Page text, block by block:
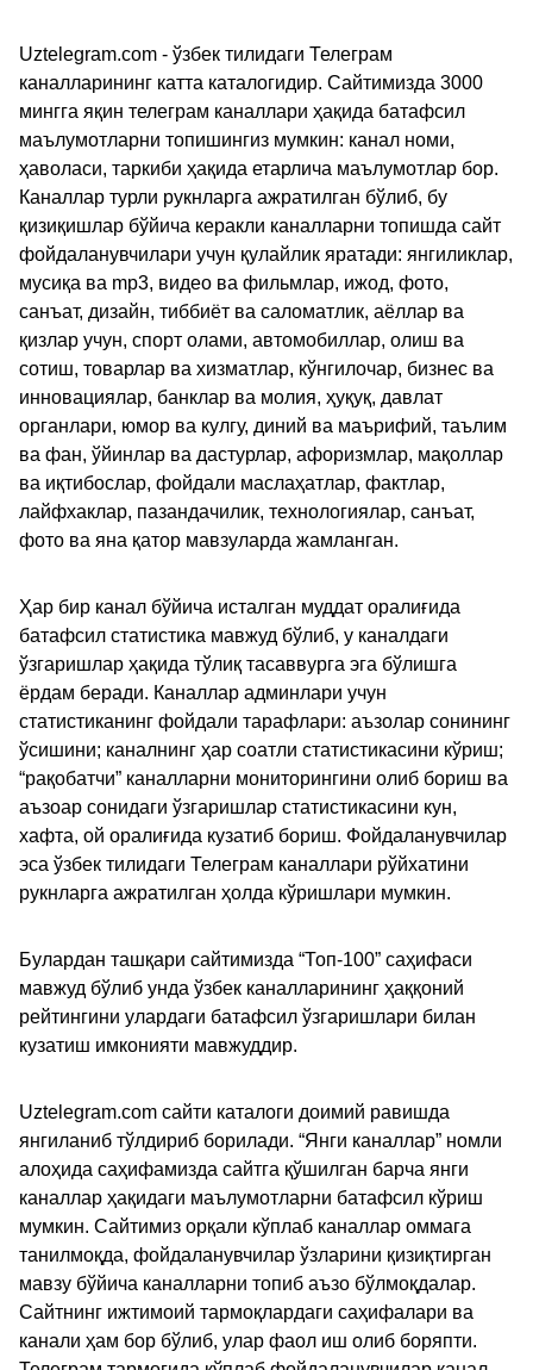
Uztelegram.com - ўзбек тилидаги Телеграм
каналларининг катта каталогидир. Сайтимизда 3000
мингга яқин телеграм каналлари ҳақида батафсил
маълумотларни топишингиз мумкин: канал номи,
ҳаволаси, таркиби ҳақида етарлича маълумотлар бор.
Каналлар турли рукнларга ажратилган бўлиб, бу
қизиқишлар бўйича керакли каналларни топишда сайт
фойдаланувчилари учун қулайлик яратади: янгиликлар,
мусиқа ва mp3, видео ва фильмлар, ижод, фото,
санъат, дизайн, тиббиёт ва саломатлик, аёллар ва
қизлар учун, спорт олами, автомобиллар, олиш ва
сотиш, товарлар ва хизматлар, кўнгилочар, бизнес ва
инновациялар, банклар ва молия, ҳуқуқ, давлат
органлари, юмор ва кулгу, диний ва маърифий, таълим
ва фан, ўйинлар ва дастурлар, афоризмлар, мақоллар
ва иқтибослар, фойдали маслаҳатлар, фактлар,
лайфхаклар, пазандачилик, технологиялар, санъат,
фото ва яна қатор мавзуларда жамланган.
Ҳар бир канал бўйича исталган муддат оралиғида
батафсил статистика мавжуд бўлиб, у каналдаги
ўзгаришлар ҳақида тўлиқ тасаввурга эга бўлишга
ёрдам беради. Каналлар админлари учун
статистиканинг фойдали тарафлари: аъзолар сонининг
ўсишини; каналнинг ҳар соатли статистикасини кўриш;
“рақобатчи” каналларни мониторингини олиб бориш ва
аъзоар сонидаги ўзгаришлар статистикасини кун,
хафта, ой оралиғида кузатиб бориш. Фойдаланувчилар
эса ўзбек тилидаги Телеграм каналлари рўйхатини
рукнларга ажратилган ҳолда кўришлари мумкин.
Булардан ташқари сайтимизда “Топ-100” саҳифаси
мавжуд бўлиб унда ўзбек каналларининг ҳаққоний
рейтингини улардаги батафсил ўзгаришлари билан
кузатиш имконияти мавжуддир.
Uztelegram.com сайти каталоги доимий равишда
янгиланиб тўлдириб борилади. “Янги каналлар” номли
алоҳида саҳифамизда сайтга қўшилган барча янги
каналлар ҳақидаги маълумотларни батафсил кўриш
мумкин. Сайтимиз орқали кўплаб каналлар оммага
танилмоқда, фойдаланувчилар ўзларини қизиқтирган
мавзу бўйича каналларни топиб аъзо бўлмоқдалар.
Сайтнинг ижтимоий тармоқлардаги саҳифалари ва
канали ҳам бор бўлиб, улар фаол иш олиб боряпти.